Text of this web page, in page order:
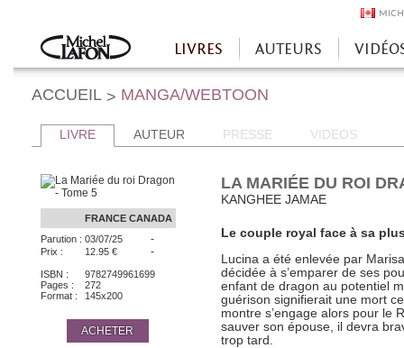
Accueil
LIVRES AUTEURS
ACCUEIL > MANGA/WEBTOON
LIVRE AUTEUR PRESSE VIDEOS
FRANCE CANADA
Parution : 03/07/25 -
Prix : 12.95 € -
ISBN :
9782749961699
Pages :
272
Format :
145x200
ACHETER
LA MARIÉE DU ROI
KANGHEE JAMAE
Le couple royal face à sa
Lucina a été enlevée par
décidée à s’emparer de ses
enfant de dragon au potentiel
guérison signifierait une mort
montre s’engage alors pour le
sauver son épouse, il devra
trop tard.